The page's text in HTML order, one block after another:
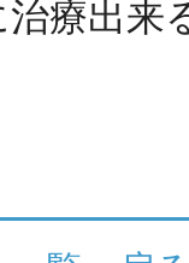
療出来